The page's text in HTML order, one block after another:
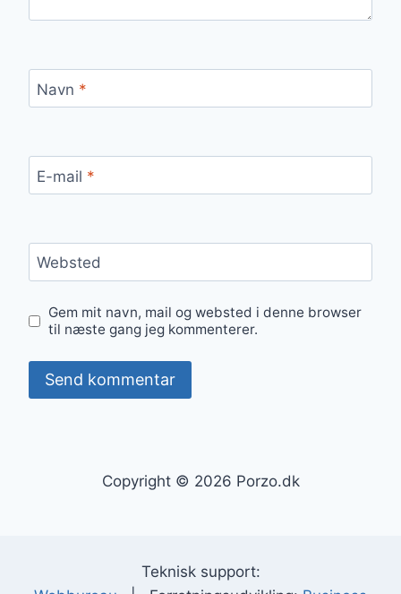
Navn *
E-mail *
Websted
Gem mit navn, mail og websted i denne browser
til næste gang jeg kommenterer.
Copyright © 2026 Porzo.dk
Teknisk support: